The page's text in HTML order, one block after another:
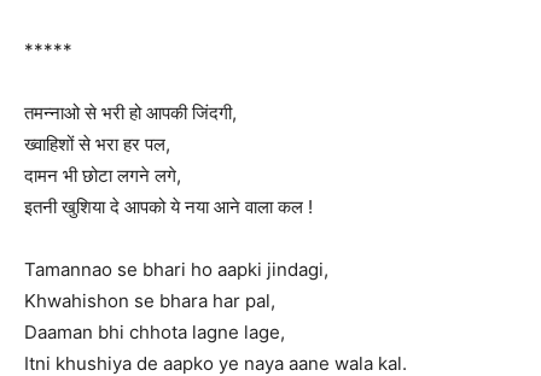
*****
तमन्नाओ से भरी हो आपकी जिंदगी,
ख्वाहिशों से भरा हर पल,
दामन भी छोटा लगने लगे,
इतनी खुशिया दे आपको ये नया आने वाला कल !
Tamannao se bhari ho aapki jindagi,
Khwahishon se bhara har pal,
Daaman bhi chhota lagne lage,
Itni khushiya de aapko ye naya aane wala kal.